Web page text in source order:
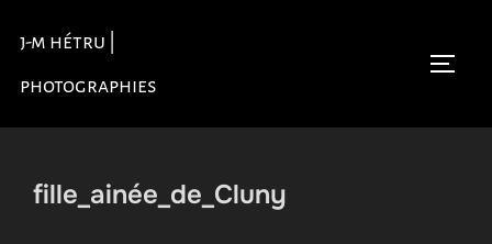
contenu
j-m hétru |
photographies
fille_ainée_de_Cluny